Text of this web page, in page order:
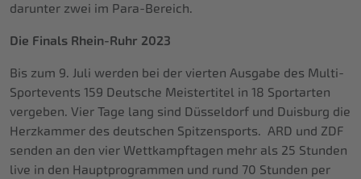
darunter zwei im Para-Bereich.
Die Finals Rhein-Ruhr 2023
Bis zum 9. Juli werden bei der vierten Ausgabe des Multi-
Sportevents 159 Deutsche Meistertitel in 18 Sportarten
vergeben. Vier Tage lang sind Düsseldorf und Duisburg die
Herzkammer des deutschen Spitzensports. ARD und ZDF
senden an den vier Wettkampftagen mehr als 25 Stunden
live in den Hauptprogrammen und rund 70 Stunden per